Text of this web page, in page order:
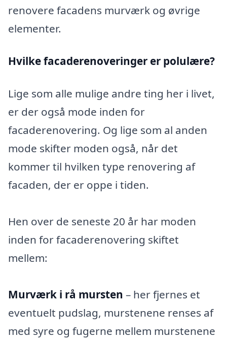
renovere facadens murværk og øvrige
elementer.
Hvilke facaderenoveringer er polulære?
Lige som alle mulige andre ting her i livet,
er der også mode inden for
facaderenovering. Og lige som al anden
mode skifter moden også, når det
kommer til hvilken type renovering af
facaden, der er oppe i tiden.
Hen over de seneste 20 år har moden
inden for facaderenovering skiftet
mellem:
Murværk i rå mursten – her fjernes et
eventuelt pudslag, murstenene renses af
med syre og fugerne mellem murstenene